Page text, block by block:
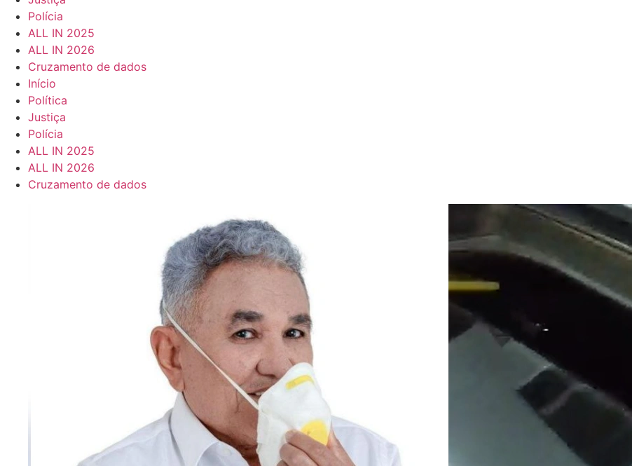
Polícia
ALL IN 2025
ALL IN 2026
Cruzamento de dados
Início
Política
Justiça
Polícia
ALL IN 2025
ALL IN 2026
Cruzamento de dados